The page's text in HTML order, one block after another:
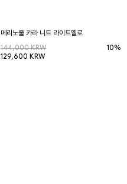
메리노울 카라 니트 라이트옐로
144,000 KRW
129,600 KRW
10%